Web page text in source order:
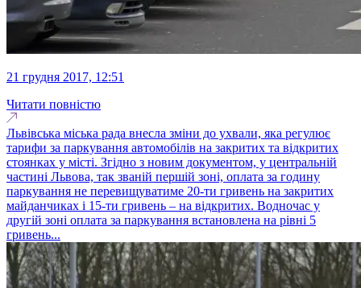
21 грудня 2017, 12:51
Читати повністю
Львівська міська рада внесла зміни до ухвали, яка регулює
тарифи за паркування автомобілів на закритих та відкритих
стоянках у місті. Згідно з новим документом, у центральній
частині Львова, так званій першій зоні, оплата за годину
паркування не перевищуватиме 20-ти гривень на закритих
майданчиках і 15-ти гривень – на відкритих. Водночас у
другій зоні оплата за паркування встановлена на рівні 5
гривень...